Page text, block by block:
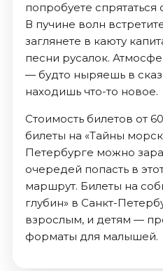
попробуете
В пучине волн
заглянете в каюту
песни русалок.
— будто ныряешь в
находишь что-то новое.
Стоимость билетов от
билеты на «Тайны
Петербурге можно
очередей попасть в
маршрут. Билеты на
глубин» в Санкт-
взрослым, и детям —
форматы для малышей.